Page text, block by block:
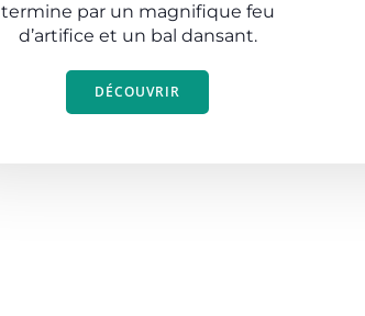
termine par un magnifique feu
d’artifice et un bal dansant.
DÉCOUVRIR